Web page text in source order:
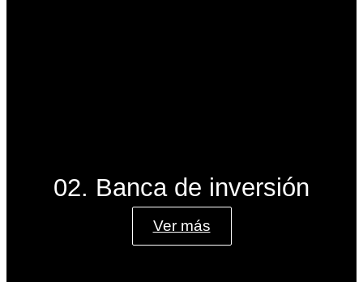
02. Banca de inversión
Ver más